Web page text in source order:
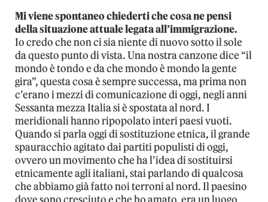
Mi viene spontaneo chiederti che cosa ne pensi
della situazione attuale legata all’immigrazione.
Io credo che non ci sia niente di nuovo sotto il sole
da questo punto di vista. Una nostra canzone dice “il
mondo è tondo e da che mondo è mondo la gente
gira”, questa cosa è sempre successa, ma prima non
c’erano i mezzi di comunicazione di oggi, negli anni
Sessanta mezza Italia si è spostata al nord. I
meridionali hanno ripopolato interi paesi vuoti.
Quando si parla oggi di sostituzione etnica, il grande
spauracchio agitato dai partiti populisti di oggi,
ovvero un movimento che ha l’idea di sostituirsi
etnicamente agli italiani, stai parlando di qualcosa
che abbiamo già fatto noi terroni al nord. Il paesino